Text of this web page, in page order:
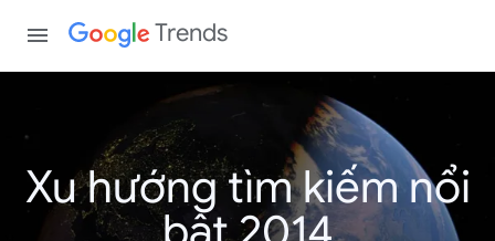
Trends
Xu hướng tìm kiếm nổi